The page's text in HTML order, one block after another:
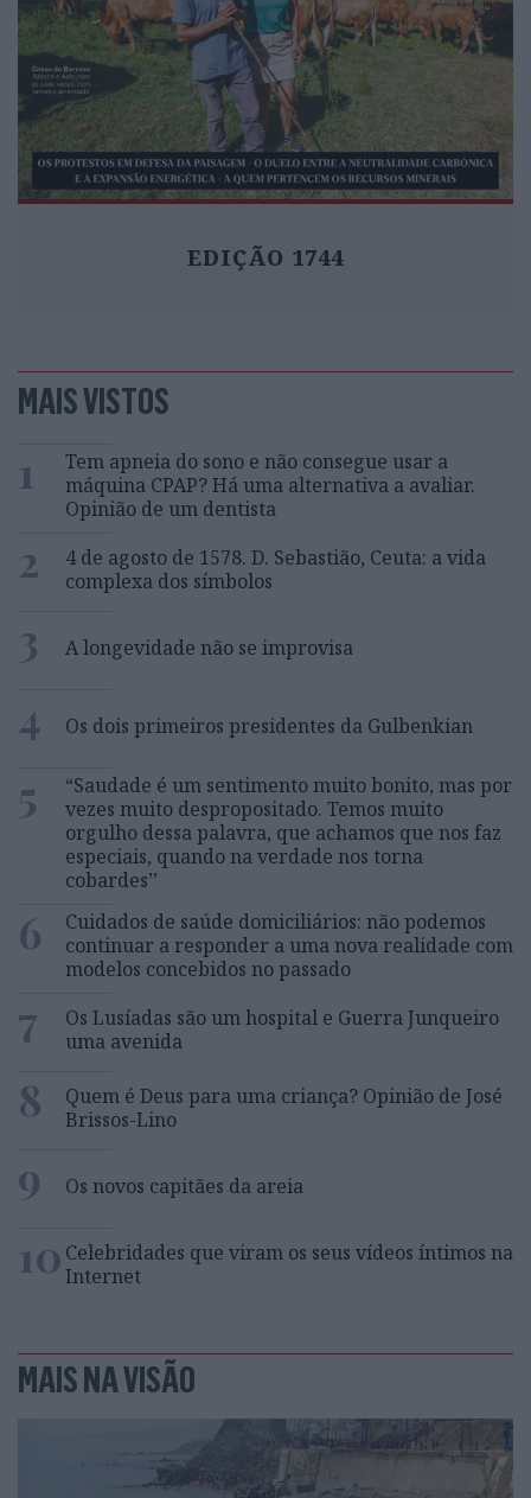
EDIÇÃO 1744
MAIS VISTOS
1
Tem apneia do sono e não consegue usar a
máquina CPAP? Há uma alternativa a avaliar.
Opinião de um dentista
2
4 de agosto de 1578. D. Sebastião, Ceuta: a vida
complexa dos símbolos
3 A longevidade não se improvisa
4 Os dois primeiros presidentes da Gulbenkian
5
“Saudade é um sentimento muito bonito, mas por
vezes muito despropositado. Temos muito
orgulho dessa palavra, que achamos que nos faz
especiais, quando na verdade nos torna
cobardes’’
6
Cuidados de saúde domiciliários: não podemos
continuar a responder a uma nova realidade com
modelos concebidos no passado
7
Os Lusíadas são um hospital e Guerra Junqueiro
uma avenida
8
Quem é Deus para uma criança? Opinião de José
Brissos-Lino
9 Os novos capitães da areia
10 Celebridades que viram os seus vídeos íntimos na
Internet
MAIS NA VISÃO